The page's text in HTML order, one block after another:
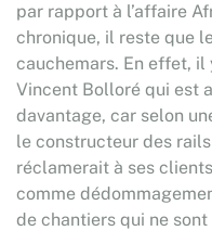
par rapport à l’affaire
chronique, il reste que
cauchemars. En effet, il
Vincent Bolloré qui est
davantage, car selon
le constructeur des
réclamerait à ses
comme
de chantiers qui ne